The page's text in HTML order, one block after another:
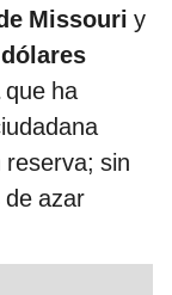
Missouri y
que ha
sin
azar